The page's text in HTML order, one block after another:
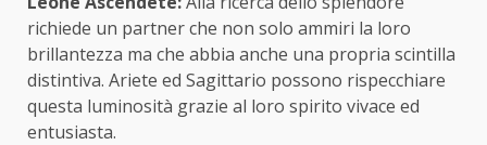
richiede un partner che non solo ammiri la loro
brillantezza ma che abbia anche una propria scintilla
distintiva. Ariete ed Sagittario possono rispecchiare
questa luminosità grazie al loro spirito vivace ed
entusiasta.